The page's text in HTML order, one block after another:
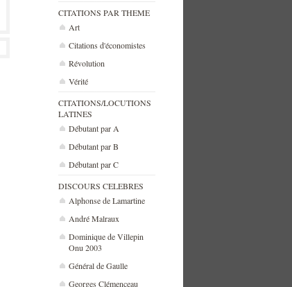
CITATIONS PAR THEME
Art
Citations d'économistes
Révolution
Vérité
CITATIONS/LOCUTIONS
LATINES
Débutant par A
Débutant par B
Débutant par C
DISCOURS CELEBRES
Alphonse de Lamartine
André Malraux
Dominique de Villepin
Onu 2003
Général de Gaulle
Georges Clémenceau